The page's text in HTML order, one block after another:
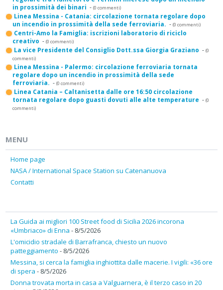
in prossimità dei binari - (0 commenti)
Linea Messina - Catania: circolazione tornata regolare dopo
un incendio in prossimità della sede ferroviaria. - (0 commenti)
Centri-Amo la Famiglia: iscrizioni laboratorio di riciclo
creativo - (0 commenti)
La vice Presidente del Consiglio Dott.ssa Giorgia Graziano - (0
commenti)
Linea Messina - Palermo: circolazione ferroviaria tornata
regolare dopo un incendio in prossimità della sede
ferroviaria. - (0 commenti)
Linea Catania – Caltanisetta dalle ore 16:50 circolazione
tornata regolare dopo guasti dovuti alle alte temperature - (0
commenti)
MENU
Home page
NASA / International Space Station su Catenanuova
Contatti
La Guida ai migliori 100 Street food di Sicilia 2026 incorona
«Umbriaco» di Enna - 8/5/2026
L'omicidio stradale di Barrafranca, chiesto un nuovo
patteggiamento - 8/5/2026
Messina, si cerca la famiglia inghiottita dalle macerie. I vigili: «36 ore
di spera - 8/5/2026
Donna trovata morta in casa a Valguarnera, è il terzo caso in 20